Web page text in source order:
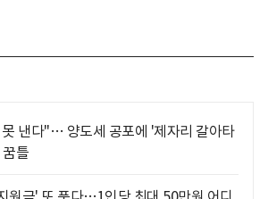
낸다"… 양도세 공포에 '제자리 갈아타
틀